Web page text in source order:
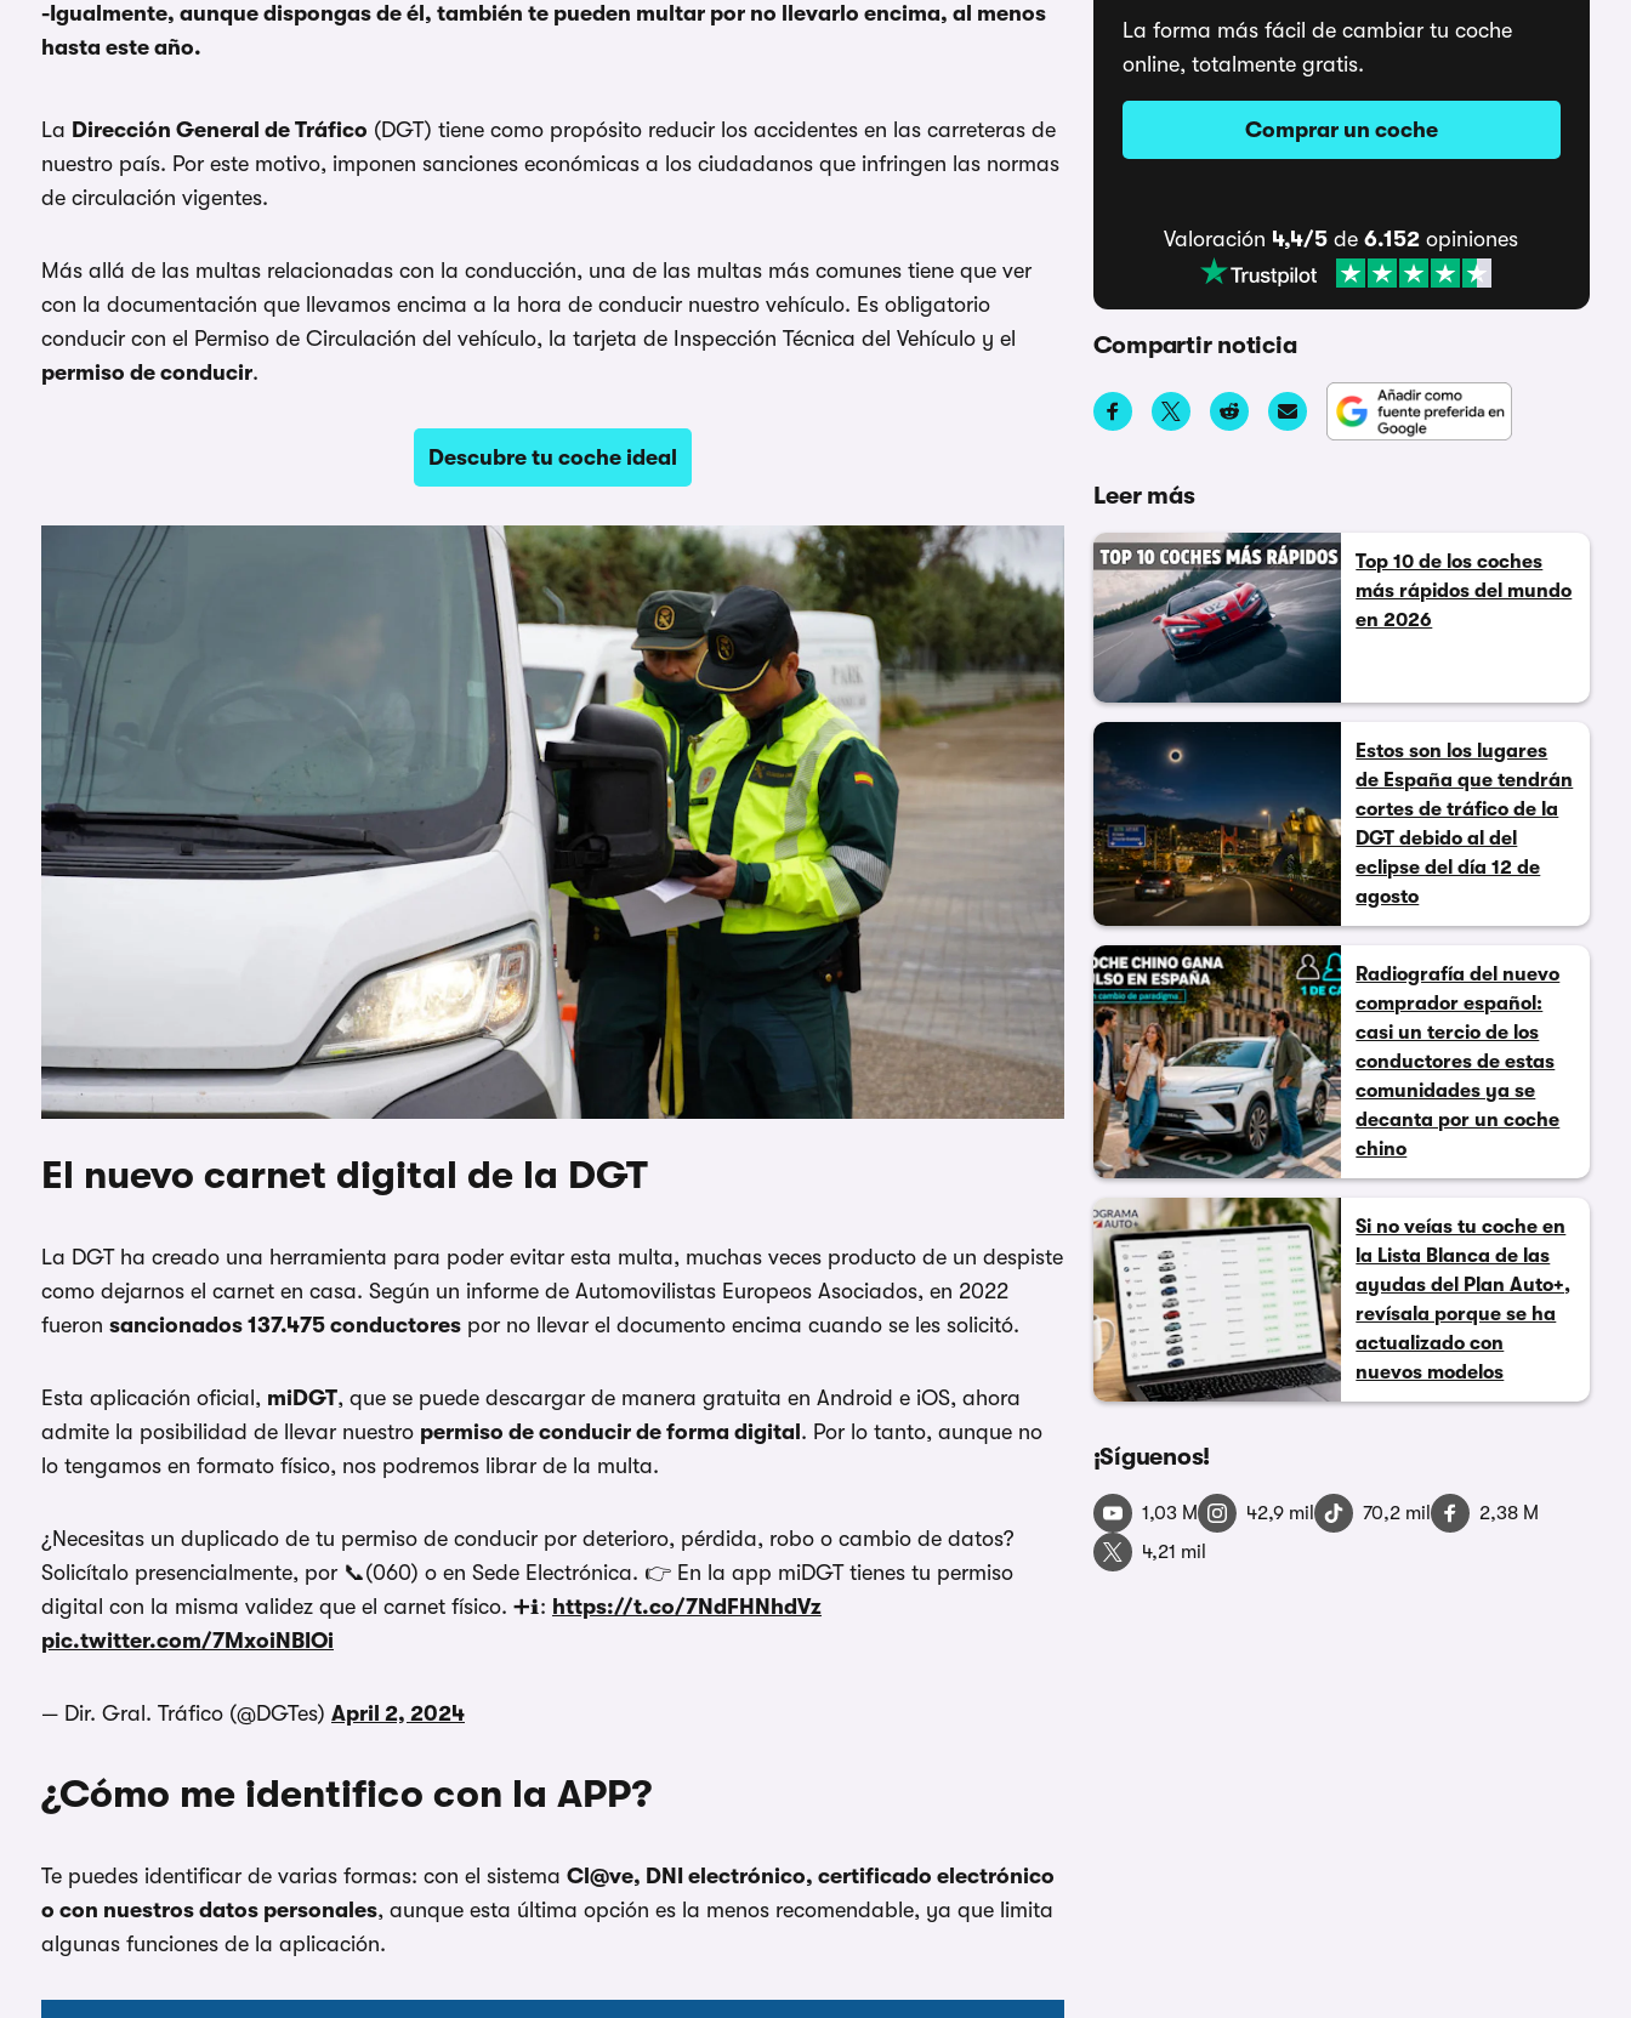
-Igualmente, aunque dispongas de él, también te pueden multar por no llevarlo encima, al menos
hasta este año.
La Dirección General de Tráfico (DGT) tiene como propósito reducir los accidentes en las carreteras de
nuestro país. Por este motivo, imponen sanciones económicas a los ciudadanos que infringen las normas
de circulación vigentes.
Más allá de las multas relacionadas con la conducción, una de las multas más comunes tiene que ver
con la documentación que llevamos encima a la hora de conducir nuestro vehículo. Es obligatorio
conducir con el Permiso de Circulación del vehículo, la tarjeta de Inspección Técnica del Vehículo y el
permiso de conducir.
Descubre tu coche ideal
El nuevo carnet digital de la DGT
La DGT ha creado una herramienta para poder evitar esta multa, muchas veces producto de un despiste
como dejarnos el carnet en casa. Según un informe de Automovilistas Europeos Asociados, en 2022
fueron sancionados 137.475 conductores por no llevar el documento encima cuando se les solicitó.
Esta aplicación oficial, miDGT, que se puede descargar de manera gratuita en Android e iOS, ahora
admite la posibilidad de llevar nuestro permiso de conducir de forma digital. Por lo tanto, aunque no
lo tengamos en formato físico, nos podremos librar de la multa.
¿Necesitas un duplicado de tu permiso de conducir por deterioro, pérdida, robo o cambio de datos?
Solicítalo presencialmente, por 📞(060) o en Sede Electrónica. 👉 En la app miDGT tienes tu permiso
digital con la misma validez que el carnet físico. ➕ℹ️: https://t.co/7NdFHNhdVz
pic.twitter.com/7MxoiNBIOi
— Dir. Gral. Tráfico (@DGTes) April 2, 2024
¿Cómo me identifico con la APP?
Te puedes identificar de varias formas: con el sistema Cl@ve, DNI electrónico, certificado electrónico
o con nuestros datos personales, aunque esta última opción es la menos recomendable, ya que limita
algunas funciones de la aplicación.
La forma más fácil de cambiar tu coche
online, totalmente gratis.
Comprar un coche
Valoración 4,4/5 de6.152 opiniones
Compartir noticia
Leer más
Top 10 de los coches
más rápidos del mundo
en 2026
Estos son los lugares
de España que tendrán
cortes de tráfico de la
DGT debido al del
eclipse del día 12 de
agosto
Radiografía del nuevo
comprador español:
casi un tercio de los
conductores de estas
comunidades ya se
decanta por un coche
chino
Si no veías tu coche en
la Lista Blanca de las
ayudas del Plan Auto+,
revísala porque se ha
actualizado con
nuevos modelos
¡Síguenos!
1,03 M 42,9 mil 70,2 mil
2,38 M
4,21 mil